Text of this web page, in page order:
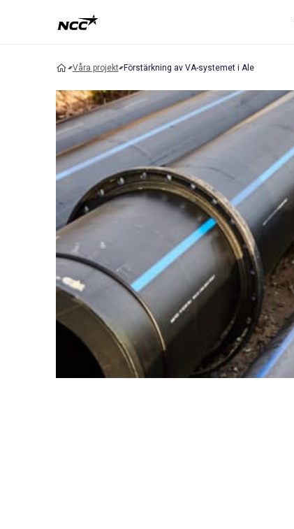
Våra projekt Förstärkning av VA-systemet i Ale